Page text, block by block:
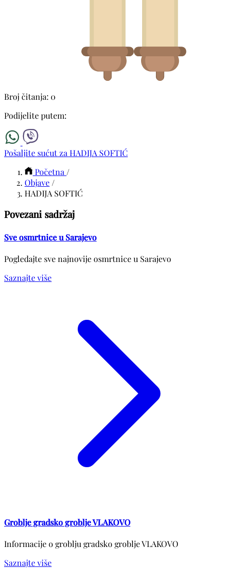
Broj čitanja: 0
Podijelite putem:
Pošaljite sućut za HADIJA SOFTIĆ
Početna /
Objave /
HADIJA SOFTIĆ
Povezani sadržaj
Sve osmrtnice u Sarajevo
Pogledajte sve najnovije osmrtnice u Sarajevo
Saznajte više
Groblje gradsko groblje VLAKOVO
Informacije o groblju gradsko groblje VLAKOVO
Saznajte više